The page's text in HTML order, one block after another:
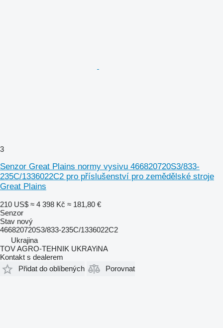
3
Senzor Great Plains normy vysivu 466820720S3/833-
235C/1336022C2 pro příslušenství pro zemědělské stroje
Great Plains
210 US$ ≈ 4 398 Kč ≈ 181,80 €
Senzor
Stav nový
466820720S3/833-235C/1336022C2
Ukrajina
TOV AGRO-TEHNIK UKRAYiNA
Kontakt s dealerem
Přidat do oblíbených
Porovnat